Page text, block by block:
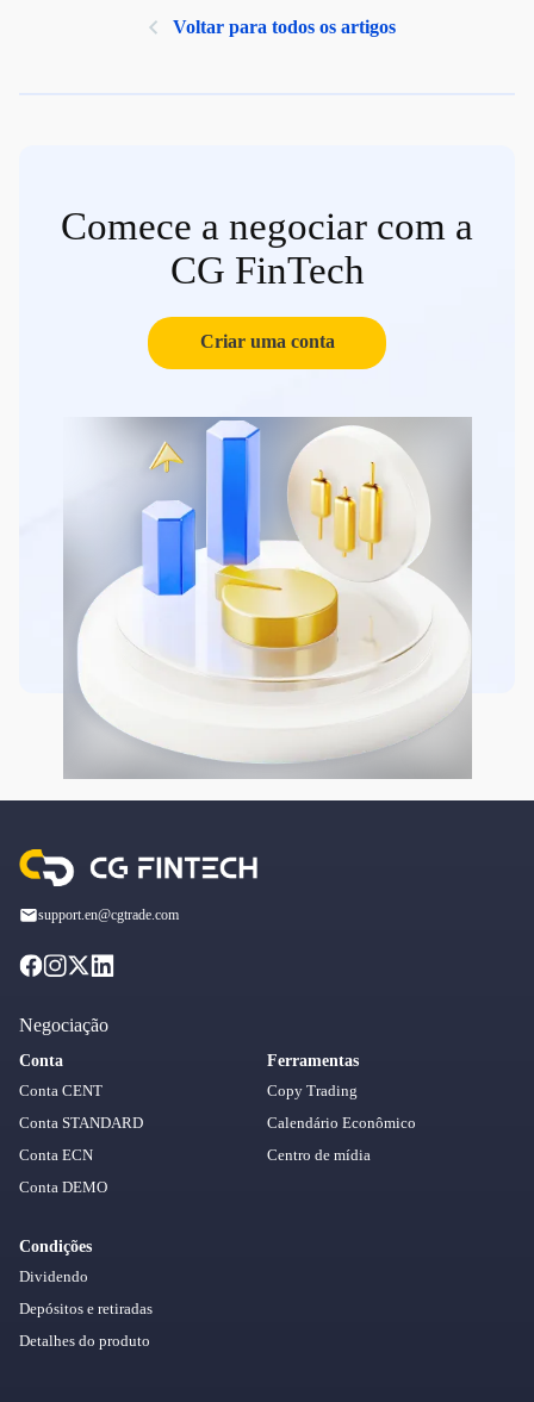
Voltar para todos os artigos
Comece a negociar com a
CG FinTech
Criar uma conta
support.en@cgtrade.com
Negociação
Conta
Conta CENT
Conta STANDARD
Conta ECN
Conta DEMO
Condições
Dividendo
Depósitos e retiradas
Detalhes do produto
Ferramentas
Copy Trading
Calendário Econômico
Centro de mídia